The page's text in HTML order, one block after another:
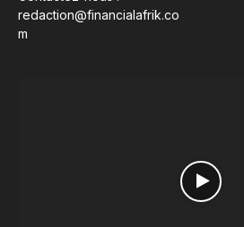
redaction@financialafrik.co
m